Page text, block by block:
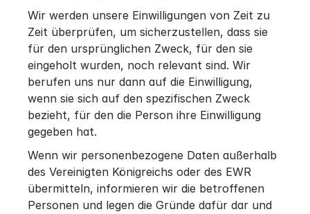
Wir werden unsere Einwilligungen von Zeit zu
Zeit überprüfen, um sicherzustellen, dass sie
für den ursprünglichen Zweck, für den sie
eingeholt wurden, noch relevant sind. Wir
berufen uns nur dann auf die Einwilligung,
wenn sie sich auf den spezifischen Zweck
bezieht, für den die Person ihre Einwilligung
gegeben hat.
Wenn wir personenbezogene Daten außerhalb
des Vereinigten Königreichs oder des EWR
übermitteln, informieren wir die betroffenen
Personen und legen die Gründe dafür dar und